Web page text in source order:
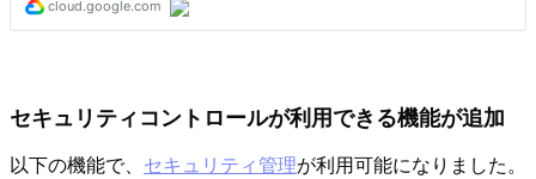
セキュリティコントロールが利用できる機能が追加
以下の機能で、 セキュリティ管理が利用可能になりました。